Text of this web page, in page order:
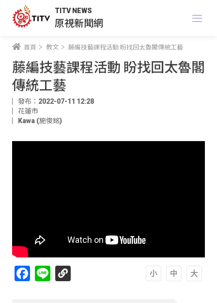
TITV NEWS
原視新聞網
首頁 教文 藤編技藝課程活動 盼找回太魯閣傳統工藝
藤編技藝課程活動 盼找回太魯閣
傳統工藝
發布：2022-07-11 12:28
花蓮市
Kawa (施俊銘)
Facebook
Line